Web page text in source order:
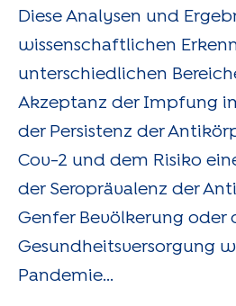
Diese Analysen und
wissenschaftlichen
unterschiedlichen
Akzeptanz der Impfung
der Persistenz der
Cov-2 und dem Risiko
der Seroprävalenz der
Genfer Bevölkerung oder
Gesundheitsversorgung
Pandemie...